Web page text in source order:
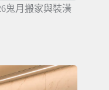
鬼月搬家與裝潢